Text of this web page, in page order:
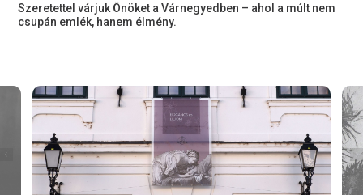
Szeretettel várjuk Önöket a Várnegyedben – ahol a múlt nem
csupán emlék, hanem élmény.